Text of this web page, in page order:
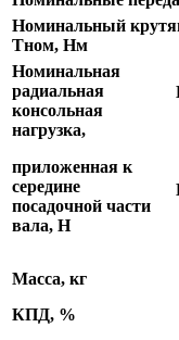
Номинальный
Тном, Нм
Номинальная
радиальная
консольная
нагрузка,
приложенная к
середине
посадочной части
вала, Н
Масса, кг
КПД, %